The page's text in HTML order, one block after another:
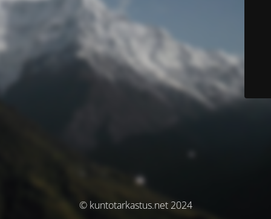
© kuntotarkastus.net 2024